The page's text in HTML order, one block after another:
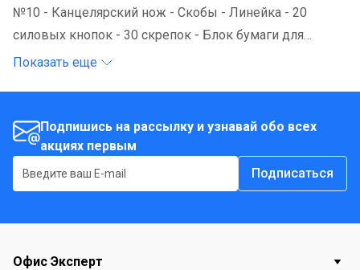
№10 - Канцелярский нож - Скобы - Линейка - 20
силовых кнопок - 30 скрепок - Блок бумаги для
записей. Страна происхождения - Китай.
Показать еще
Подпишись на рассылку и узнавай обо всех
акциях первым
Подписаться
Офис Эксперт